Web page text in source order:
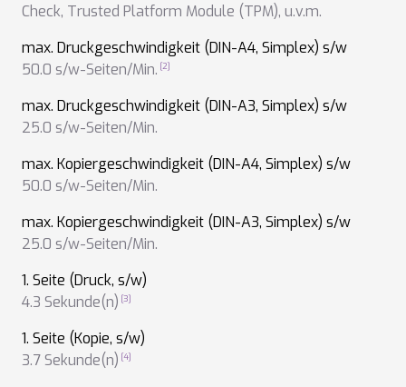
Check, Trusted Platform Module (TPM), u.v.m.
max. Druckgeschwindigkeit (DIN-A4, Simplex) s/w
50.0 s/w-Seiten/Min.
max. Druckgeschwindigkeit (DIN-A3, Simplex) s/w
25.0 s/w-Seiten/Min.
max. Kopiergeschwindigkeit (DIN-A4, Simplex) s/w
50.0 s/w-Seiten/Min.
max. Kopiergeschwindigkeit (DIN-A3, Simplex) s/w
25.0 s/w-Seiten/Min.
1. Seite (Druck, s/w)
4.3 Sekunde(n)
1. Seite (Kopie, s/w)
3.7 Sekunde(n)